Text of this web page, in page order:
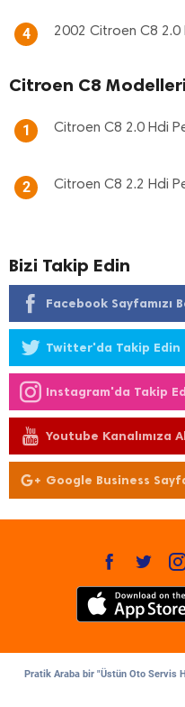
4 2002 Citroen C8 2.0
Citroen C8 Modelleri
1 Citroen C8 2.0 Hdi
2 Citroen C8 2.2 Hdi
Bizi Takip Edin
Facebook Sayfamızı
Twitter'da Takip Edin
Instagram'da Takip
Youtube Kanalımıza
Google Business
Pratik Araba bir "Üstün Oto Servis